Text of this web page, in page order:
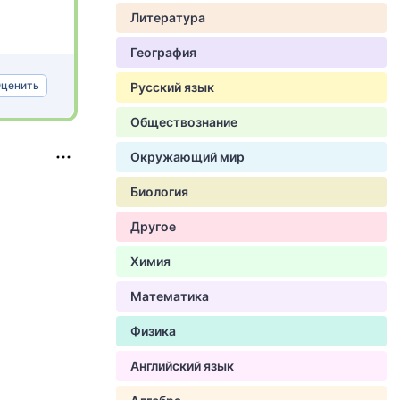
Литература
География
Русский язык
Обществознание
Окружающий мир
Биология
Другое
Химия
Математика
Физика
Английский язык